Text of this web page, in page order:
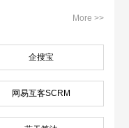
More >>
企搜宝
网易互客SCRM